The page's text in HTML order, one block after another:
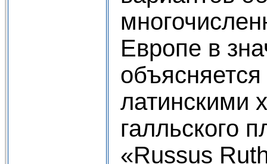
Европе в
латинскими
галльского
«Russus